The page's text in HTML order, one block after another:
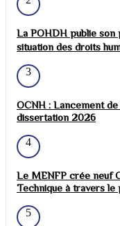
La POHDH publie
situation des droits
3
OCNH : Lancement
dissertation 2026
4
Le MENFP crée neuf
Technique à travers le
5